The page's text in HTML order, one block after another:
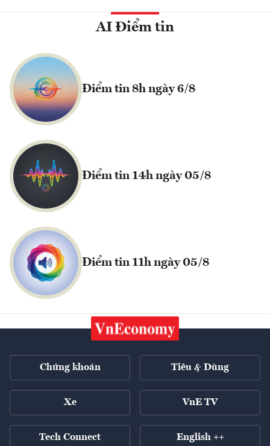
AI Điểm tin
Điểm tin 8h ngày 6/8
Điểm tin 14h ngày 05/8
Điểm tin 11h ngày 05/8
Chứng khoán Tiêu & Dùng
Xe VnE TV
Tech Connect English ++